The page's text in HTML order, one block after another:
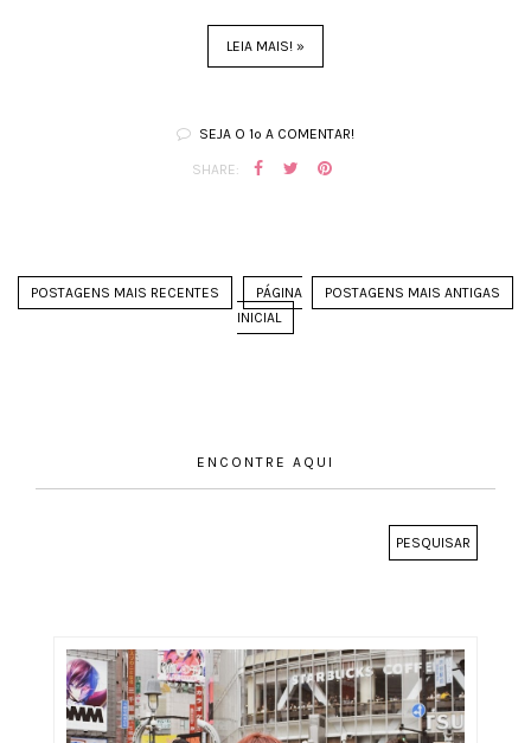
LEIA MAIS! »
SEJA O 1º A COMENTAR!
SHARE:
POSTAGENS MAIS RECENTES POSTAGENS MAIS ANTIGAS
PÁGINA
INICIAL
ENCONTRE AQUI